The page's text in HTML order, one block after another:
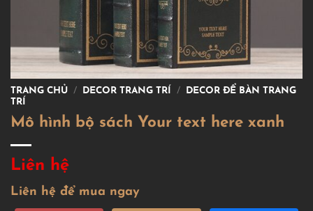
TRANG CHỦ / DECOR TRANG TRÍ /
DECOR ĐỂ BÀN TRANG
TRÍ
Mô hình bộ sách Your text here xanh
Liên hệ
Liên hệ để mua ngay